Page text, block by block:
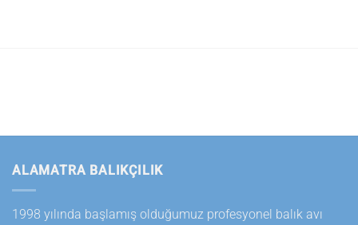
ALAMATRA BALIKÇILIK
1998 yılında başlamış olduğumuz profesyonel balık avı